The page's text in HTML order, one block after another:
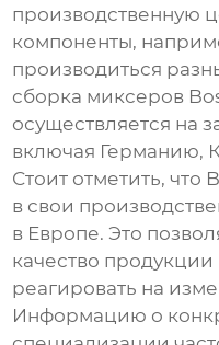
производственную
компоненты,
производиться
сборка миксеров
осуществляется на
включая Германию,
Стоит отметить, что
в свои
в Европе. Это
качество
реагировать на
Информацию о